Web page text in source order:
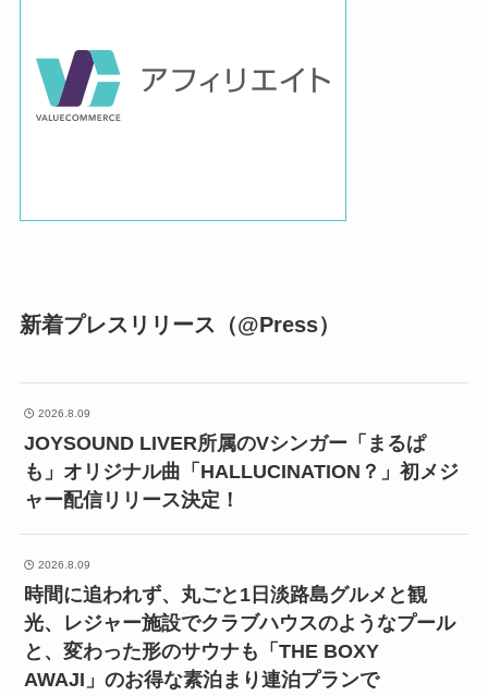
新着プレスリリース（@Press）
2026.8.09
JOYSOUND LIVER所属のVシンガー「まるぱ
も」オリジナル曲「HALLUCINATION？」初メジ
ャー配信リリース決定！
2026.8.09
時間に追われず、丸ごと1日淡路島グルメと観
光、レジャー施設でクラブハウスのようなプール
と、変わった形のサウナも「THE BOXY
AWAJI」のお得な素泊まり連泊プランで